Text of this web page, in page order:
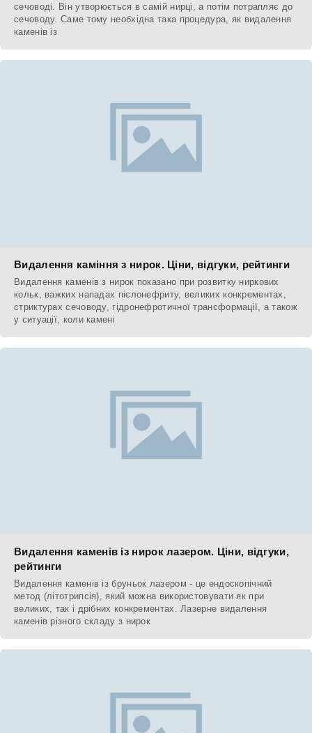
сечоводі. Він утворюється в самій нирці, а потім потрапляє до
сечоводу. Саме тому необхідна така процедура, як видалення
каменів із
Видалення каміння з нирок. Ціни, відгуки, рейтинги
Видалення каменів з нирок показано при розвитку ниркових
кольк, важких нападах пієлонефриту, великих конкрементах,
стриктурах сечоводу, гідронефротичної трансформації, а також
у ситуації, коли камені
Видалення каменів із нирок лазером. Ціни, відгуки,
рейтинги
Видалення каменів із бруньок лазером - це ендоскопічний
метод (літотрипсія), який можна використовувати як при
великих, так і дрібних конкрементах. Лазерне видалення
каменів різного складу з нирок